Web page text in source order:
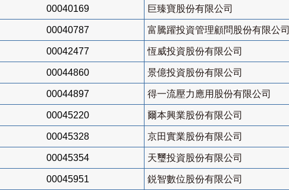
00040169 巨臻寶股份有限公司
00040787 富騰躍投資管理顧問股份有限公司
00042477 恆威投資股份有限公司
00044860 景億投資股份有限公司
00044897 得一流壓力應用股份有限公司
00045220 爾本興業股份有限公司
00045328 京田實業股份有限公司
00045354 天璽投資股份有限公司
00045951 鋭智數位股份有限公司